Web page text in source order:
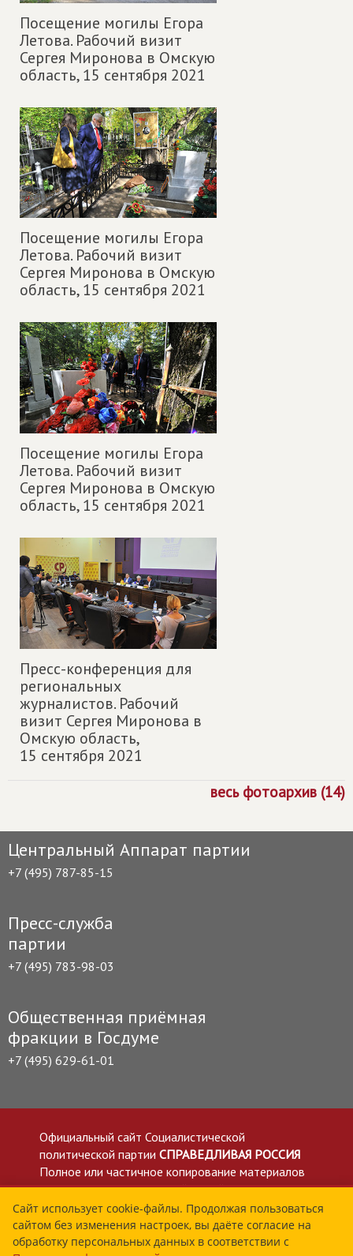
Посещение могилы Егора
Летова. Рабочий визит
Сергея Миронова в Омскую
область,15 сентября 2021
Посещение могилы Егора
Летова. Рабочий визит
Сергея Миронова в Омскую
область,15 сентября 2021
Посещение могилы Егора
Летова. Рабочий визит
Сергея Миронова в Омскую
область,15 сентября 2021
Пресс-конференция для
региональных
журналистов. Рабочий
визит Сергея Миронова в
Омскую область,
15 сентября 2021
весь фотоархив (14)
Центральный Аппарат партии
+7 (495) 787-85-15
Пресс-служба
партии
+7 (495) 783-98-03
Общественная приёмная
фракции в Госдуме
+7 (495) 629-61-01
Официальный сайт Социалистической
политической партии СПРАВЕДЛИВАЯ РОССИЯ
Полное или частичное копирование материалов
приветствуется со ссылкой на сайт spravedlivo.ru
Политика в отношении обработки персональных
данных
Все материалы сайта spravedlivo.ru доступны по
Сайт использует cookie-файлы. Продолжая пользоваться
сайтом без изменения настроек, вы даёте согласие на
обработку персональных данных в соответствии с